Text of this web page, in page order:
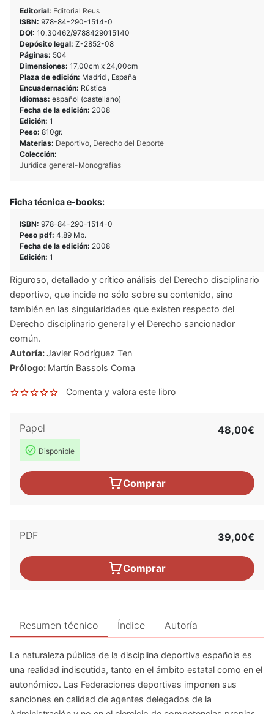
Editorial: Editorial Reus
ISBN: 978-84-290-1514-0
DOI: 10.30462/9788429015140
Depósito legal: Z-2852-08
Páginas: 504
Dimensiones: 17,00cm x 24,00cm
Plaza de edición: Madrid , España
Encuadernación: Rústica
Idiomas: español (castellano)
Fecha de la edición: 2008
Edición: 1
Peso: 810gr.
Materias: Deportivo, Derecho del Deporte
Colección:
Jurídica general-Monografías
Ficha técnica e-books:
ISBN: 978-84-290-1514-0
Peso pdf: 4.89 Mb.
Fecha de la edición: 2008
Edición: 1
Riguroso, detallado y crítico análisis del Derecho disciplinario
deportivo, que incide no sólo sobre su contenido, sino
también en las singularidades que existen respecto del
Derecho disciplinario general y el Derecho sancionador
común.
Autoría:Javier Rodríguez Ten
Prólogo: Martín Bassols Coma
Comenta y valora este libro
Papel
Disponible
48,00€
Comprar
PDF 39,00€
Comprar
Resumen técnico Índice Autoría
La naturaleza pública de la disciplina deportiva española es
una realidad indiscutida, tanto en el ámbito estatal como en el
autonómico. Las Federaciones deportivas imponen sus
sanciones en calidad de agentes delegados de la